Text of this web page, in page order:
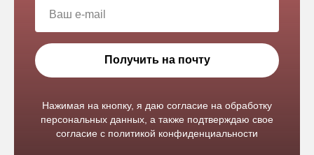
Получить на почту
Нажимая на кнопку, я даю согласие на обработку
персональных данных, а также подтверждаю свое
согласие с политикой конфиденциальности